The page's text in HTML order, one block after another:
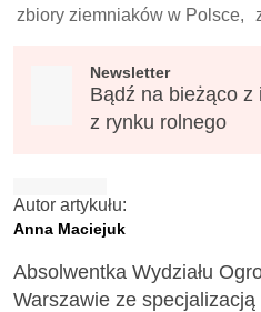
zbiory ziemniaków w Polsce,
Newsletter
Bądź na bieżąco z
z rynku rolnego
Autor artykułu:
Anna Maciejuk
Absolwentka Wydziału
Warszawie ze